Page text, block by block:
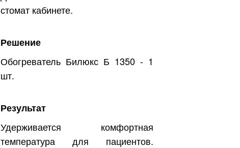
стомат кабинете.
Решение
Обогреватель Билюкс Б 1350 - 1
шт.
Результат
Удерживается комфортная
температура для пациентов.